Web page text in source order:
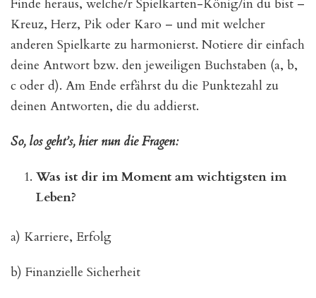
Finde heraus, welche/r Spielkarten-König/in du bist –
Kreuz, Herz, Pik oder Karo – und mit welcher
anderen Spielkarte zu harmonierst. Notiere dir einfach
deine Antwort bzw. den jeweiligen Buchstaben (a, b,
c oder d). Am Ende erfährst du die Punktezahl zu
deinen Antworten, die du addierst.
So, los geht’s, hier nun die Fragen:
Was ist dir im Moment am wichtigsten im
Leben?
a) Karriere, Erfolg
b) Finanzielle Sicherheit